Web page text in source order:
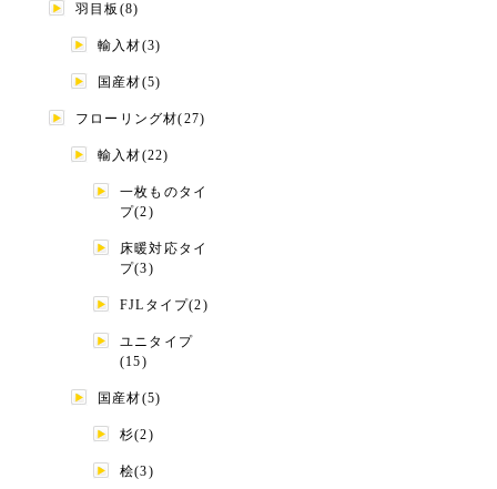
羽目板(8)
輸入材(3)
国産材(5)
フローリング材(27)
輸入材(22)
一枚ものタイ
プ(2)
床暖対応タイ
プ(3)
FJLタイプ(2)
ユニタイプ
(15)
国産材(5)
杉(2)
桧(3)